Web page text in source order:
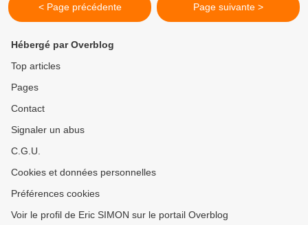
< Page précédente Page suivante >
Hébergé par Overblog
Top articles
Pages
Contact
Signaler un abus
C.G.U.
Cookies et données personnelles
Préférences cookies
Voir le profil de Eric SIMON sur le portail Overblog